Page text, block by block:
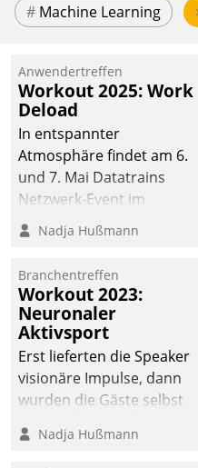
# Machine Learning
Anwendertreffen
Workout 2025: Work
Deload
In entspannter
Atmosphäre findet am 6.
und 7. Mai Datatrains
Netzwerk-Event im
Kunden- und Partnerkreis
statt. Zentrale Frage: Wie
Mammutprojekte
meistern und Workloads
wuppen – bei zunehmend
anspruchsvollen
Aufgaben und
abnehmendem
Nadja Hußmann
Branchentreffen
Workout 2023:
Neuronaler
Aktivsport
Erst lieferten die Speaker
visionäre Impulse, dann
wurden die Gäste selbst
methodisch
Nadja Hußmann